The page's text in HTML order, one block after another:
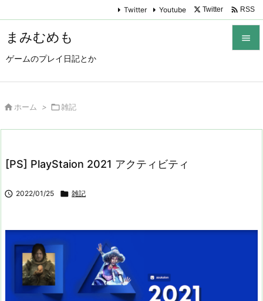
まみむめも
ゲームのプレイ日記とか

Twitter Youtube Twitter  RSS
 ホーム > 雑記
[PS] PlayStaion 2021 アクティビティ
 2022/01/25  雑記